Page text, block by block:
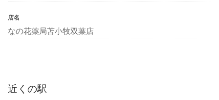
店名
なの花薬局苫小牧双葉店
近くの駅